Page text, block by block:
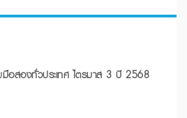
อสองทั่วประเทศ ไตรมาส 3 ปี 2568